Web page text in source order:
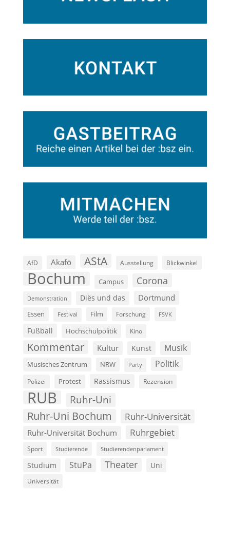
AfD Akafö AStA Ausstellung Blickwinkel
Bochum Campus Corona
Demonstration Diës und das Dortmund
Essen Festival Film Forschung FSVK
Fußball Hochschulpolitik Kino
Kommentar Kultur Kunst Musik
Musisches Zentrum NRW Party Politik
Polizei Protest Rassismus Rezension
RUB Ruhr-Uni
Ruhr-Uni Bochum Ruhr-Universität
Ruhr-Universität Bochum Ruhrgebiet
Sport Studierende Studierendenparlament
Studium StuPa Theater Uni
Universität